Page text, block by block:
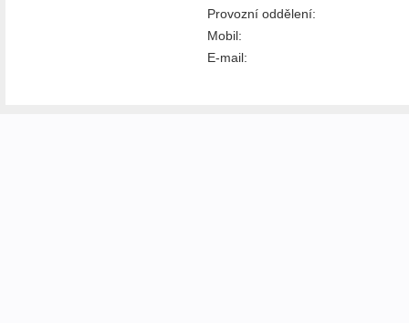
Provozní oddělení:
Mobil:
E-mail: